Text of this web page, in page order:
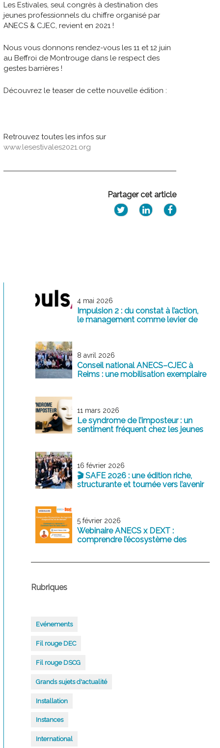
Les Estivales, seul congrès à destination des
jeunes professionnels du chiffre organisé par
ANECS & CJEC, revient en 2021 ! ‍
Nous vous donnons rendez-vous les 11 et 12 juin
au Beffroi de Montrouge dans le respect des
gestes barrières !
Découvrez le teaser de cette nouvelle édition :
Retrouvez toutes les infos sur
www.lesestivales2021.org
Partager cet article
4 mai 2026
Impulsion 2 : du constat à l’action,
le management comme levier de
8 avril 2026
Conseil national ANECS–CJEC à
Reims : une mobilisation exemplaire
11 mars 2026
Le syndrome de l’imposteur : un
sentiment fréquent chez les jeunes
16 février 2026
🎬 SAFE 2026 : une édition riche,
structurante et tournée vers l’avenir
5 février 2026
Webinaire ANECS x DEXT :
comprendre l’écosystème des
Rubriques
Evénements
Fil rouge DEC
Fil rouge DSCG
Grands sujets d'actualité
Installation
Instances
International